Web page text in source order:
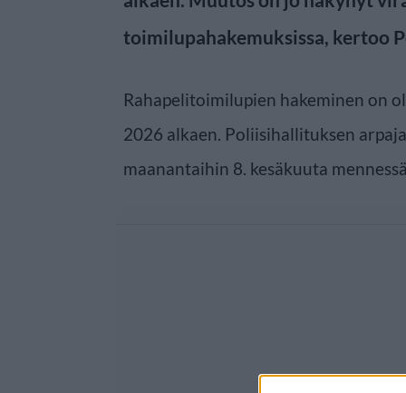
toimilupahakemuksissa, kertoo
Rahapelitoimilupien hakeminen on
2026 alkaen. Poliisihallituksen
maanantaihin 8. kesäkuuta